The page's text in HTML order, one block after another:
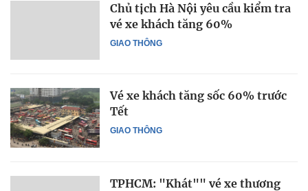
GIAO THÔNG
Chủ tịch Hà Nội yêu cầu kiểm tra
vé xe khách tăng 60%
GIAO THÔNG
Vé xe khách tăng sốc 60% trước
Tết
TPHCM: "Khát"" vé xe thương